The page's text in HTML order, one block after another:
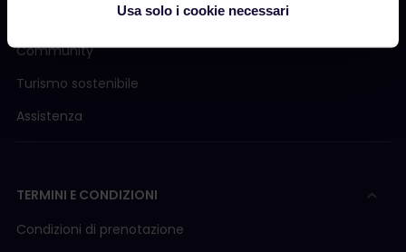
Usa solo i cookie necessari
Community
Turismo sostenibile
Assistenza
TERMINI E CONDIZIONI
Condizioni di prenotazione